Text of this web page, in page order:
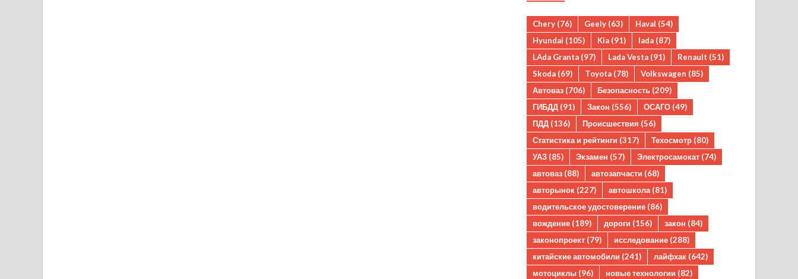
Chery (76) Geely (63) Haval (54)
Hyundai (105) Kia (91) lada (87)
LAda Granta (97) Lada Vesta (91) Renault (51)
Skoda (69) Toyota (78) Volkswagen (85)
Автоваз (706) Безопасность (209)
ГИБДД (91) Закон (556) ОСАГО (49)
ПДД (136) Происшествия (56)
Статистика и рейтинги (317) Техосмотр (80)
УАЗ (85) Экзамен (57) Электросамокат (74)
автоваз (88) автозапчасти (68)
авторынок (227) автошкола (81)
водительское удостоверение (86)
вождение (189) дороги (156) закон (84)
законопроект (79) исследование (288)
китайские автомобили (241) лайфхак (642)
мотоциклы (96) новые технологии (82)